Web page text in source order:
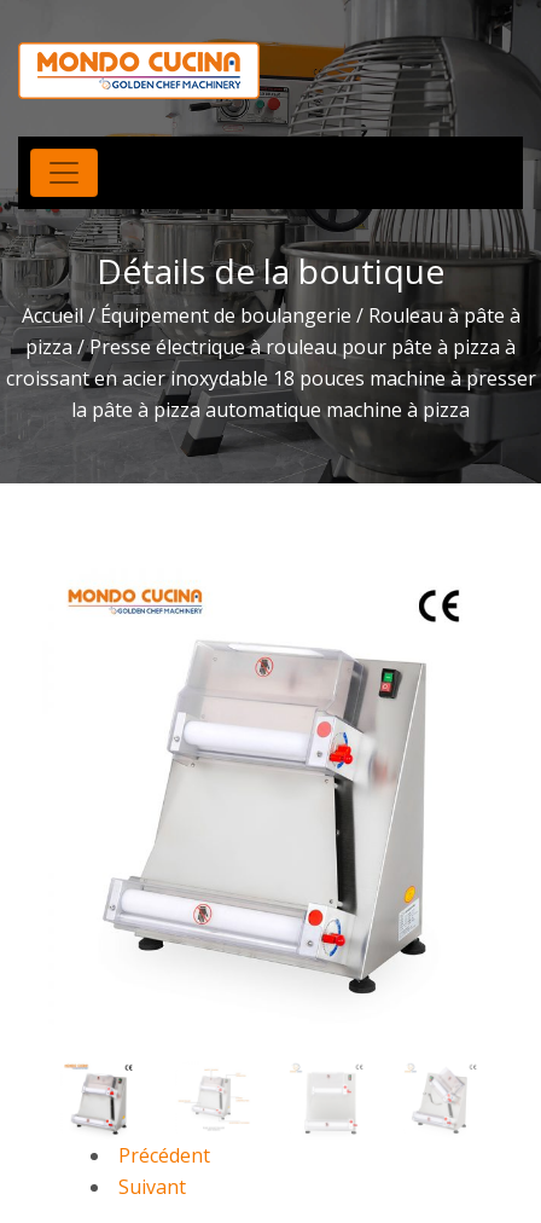
Détails de la boutique
Accueil/Équipement de boulangerie / Rouleau à pâte à
pizza/ Presse électrique à rouleau pour pâte à pizza à
croissant en acier inoxydable 18 pouces machine à presser
la pâte à pizza automatique machine à pizza
Précédent
Suivant